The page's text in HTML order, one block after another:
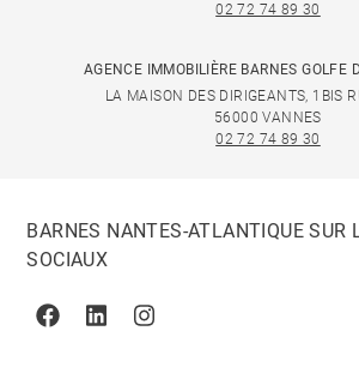
02 72 74 89 30
AGENCE IMMOBILIÈRE BARNES GOLFE
LA MAISON DES DIRIGEANTS, 1BIS
56000 VANNES
02 72 74 89 30
BARNES NANTES-ATLANTIQUE SUR
SOCIAUX
FacebookLinkedinInstagram